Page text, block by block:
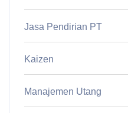
Jasa Pendirian PT
Kaizen
Manajemen Utang